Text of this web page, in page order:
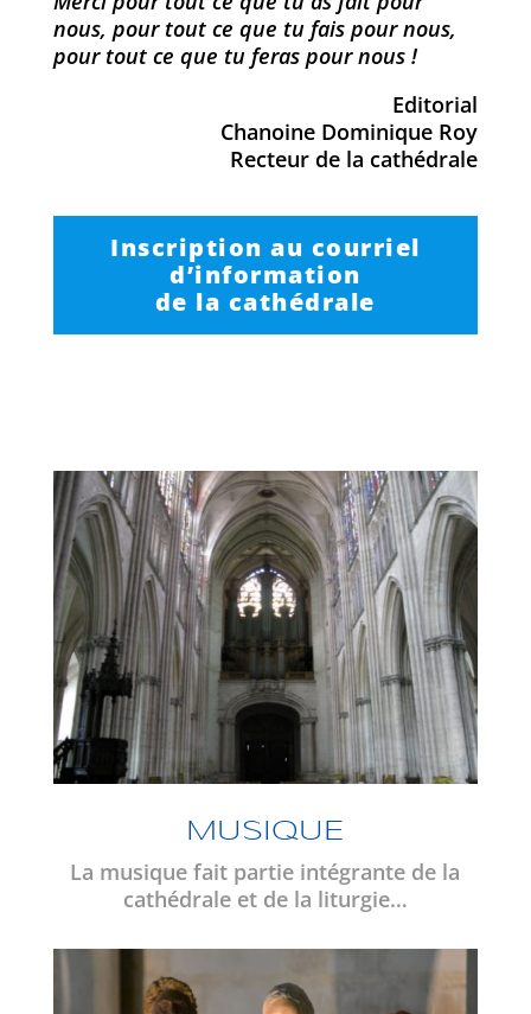
nous, pour tout ce que tu fais pour nous,
pour tout ce que tu feras pour nous !
Editorial
Chanoine Dominique Roy
Recteur de la cathédrale
Inscription au courriel
d’information
de la cathédrale
MUSIQUE
La musique fait partie intégrante de la
cathédrale et de la liturgie…